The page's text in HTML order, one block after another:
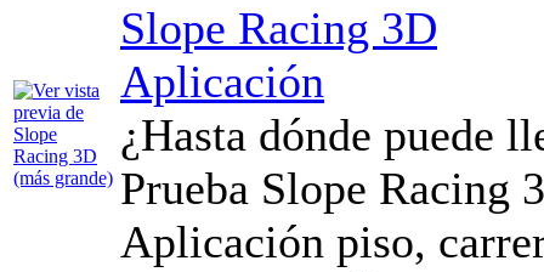
Slope Racing 3D
Aplicación
¿Hasta dónde puede
Prueba Slope Racing
Aplicación piso,